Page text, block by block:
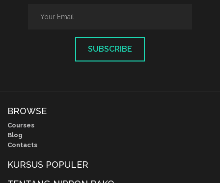
SUBSCRIBE
BROWSE
Courses
Blog
Contacts
KURSUS POPULER